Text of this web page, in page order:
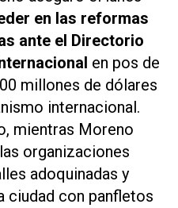
en las reformas
ante el Directorio
en pos de
millones de dólares
internacional.
mientras Moreno
organizaciones
adoquinadas y
ciudad con panfletos